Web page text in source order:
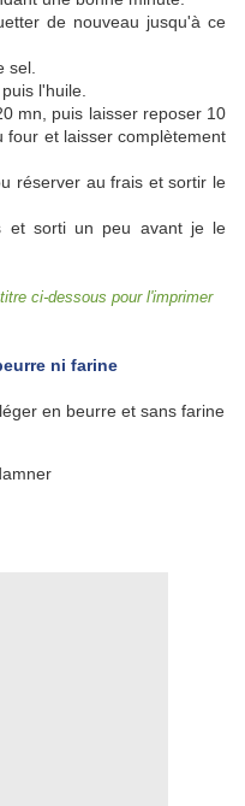
de nouveau jusqu'à ce
sel.
l'huile.
mn, puis laisser reposer 10
four et laisser complètement
réserver au frais et sortir le
et sorti un peu avant je le
ci-dessous pour l'imprimer
ni farine
en beurre et sans farine